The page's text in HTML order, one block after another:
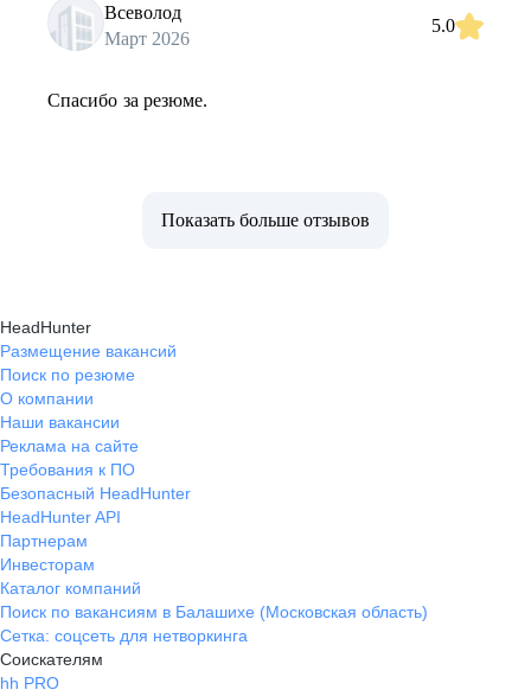
Всеволод
Март 2026
5.0
Спасибо за резюме.
Показать больше отзывов
HeadHunter
Размещение вакансий
Поиск по резюме
О компании
Наши вакансии
Реклама на сайте
Требования к ПО
Безопасный HeadHunter
HeadHunter API
Партнерам
Инвесторам
Каталог компаний
Поиск по вакансиям в Балашихе (Московская область)
Сетка: соцсеть для нетворкинга
Соискателям
hh PRO